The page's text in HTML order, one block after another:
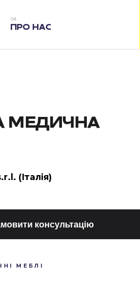
ПРО НАС
МЕДИЧНА
(Італія)
консультацію
МЕБЛІ